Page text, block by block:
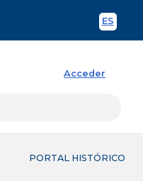
ES
Acceder
PORTAL HISTÓRICO